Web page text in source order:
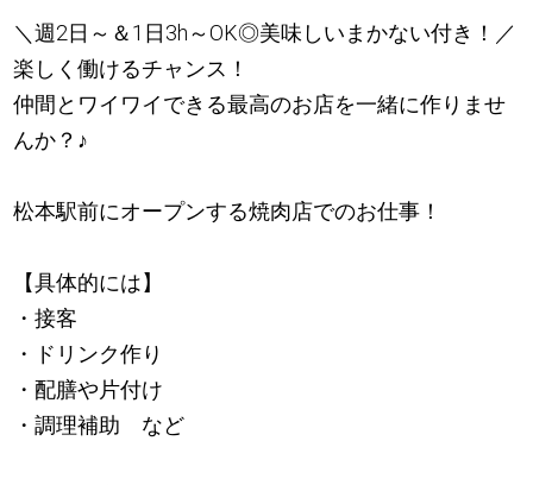
＼週2日～＆1日3h～OK◎美味しいまかない付き！／
楽しく働けるチャンス！
仲間とワイワイできる最高のお店を一緒に作りませ
んか？ ♪
松本駅前にオープンする焼肉店でのお仕事！
【具体的には】
・接客
・ドリンク作り
・配膳や片付け
・調理補助 など